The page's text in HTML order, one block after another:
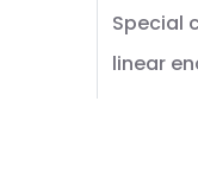
Special
linear